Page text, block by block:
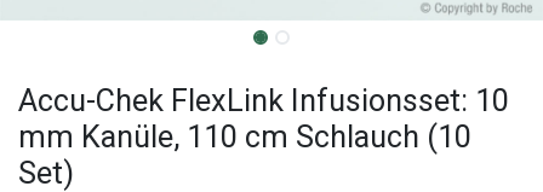
Accu-Chek FlexLink Infusionsset: 10
mm Kanüle, 110 cm Schlauch (10
Set)